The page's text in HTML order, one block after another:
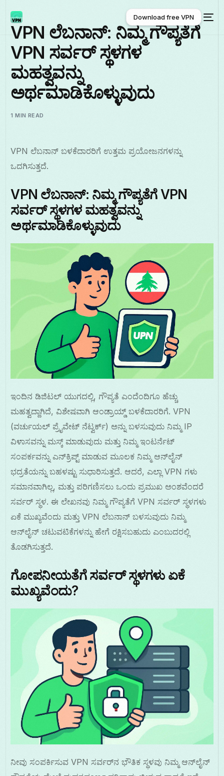
ಕನ್ನಡ
Download free VPN
Download free VPN
VPN ಲೆಬನಾನ್: ನಿಮ್ಮ ಗೌಪ್ಯತೆಗೆ
VPN ಸರ್ವರ್ ಸ್ಥಳಗಳ
ಮಹತ್ವವನ್ನು
ಅರ್ಥಮಾಡಿಕೊಳ್ಳುವುದು
1 MIN READ
VPN ಲೆಬನಾನ್ ಬಳಕೆದಾರರಿಗೆ ಉತ್ತಮ ಪ್ರಯೋಜನಗಳನ್ನು
ಒದಗಿಸುತ್ತದೆ.
VPN ಲೆಬನಾನ್: ನಿಮ್ಮ ಗೌಪ್ಯತೆಗೆ VPN
ಸರ್ವರ್ ಸ್ಥಳಗಳ ಮಹತ್ವವನ್ನು
ಅರ್ಥಮಾಡಿಕೊಳ್ಳುವುದು
ಇಂದಿನ ಡಿಜಿಟಲ್ ಯುಗದಲ್ಲಿ, ಗೌಪ್ಯತೆ ಎಂದೆಂದಿಗೂ ಹೆಚ್ಚು
ಮಹತ್ವದ್ದಾಗಿದೆ, ವಿಶೇಷವಾಗಿ ಆಂಡ್ರಾಯ್ಡ್ ಬಳಕೆದಾರರಿಗೆ. VPN
(ವರ್ಚುಯಲ್ ಪ್ರೈವೇಟ್ ನೆಟ್ವರ್ಕ್) ಅನ್ನು ಬಳಸುವುದು ನಿಮ್ಮ IP
ವಿಳಾಸವನ್ನು ಮಸ್ಕ್ ಮಾಡುವುದು ಮತ್ತು ನಿಮ್ಮ ಇಂಟರ್ನೆಟ್
ಸಂಪರ್ಕವನ್ನು ಎನ್‌ಕ್ರಿಪ್ಟ್ ಮಾಡುವ ಮೂಲಕ ನಿಮ್ಮ ಆನ್‌ಲೈನ್
ಭದ್ರತೆಯನ್ನು ಬಹಳಷ್ಟು ಸುಧಾರಿಸುತ್ತದೆ. ಆದರೆ, ಎಲ್ಲಾ VPN ಗಳು
ಸಮಾನವಾಗಿಲ್ಲ, ಮತ್ತು ಪರಿಗಣಿಸಲು ಒಂದು ಪ್ರಮುಖ ಅಂಶವೆಂದರೆ
ಸರ್ವರ್ ಸ್ಥಳ. ಈ ಲೇಖನವು ನಿಮ್ಮ ಗೌಪ್ಯತೆಗೆ VPN ಸರ್ವರ್ ಸ್ಥಳಗಳು
ಏಕೆ ಮುಖ್ಯವೆಂದು ಮತ್ತು VPN ಲೆಬನಾನ್ ಬಳಸುವುದು ನಿಮ್ಮ
ಆನ್‌ಲೈನ್ ಚಟುವಟಿಕೆಗಳನ್ನು ಹೇಗೆ ರಕ್ಷಿಸಬಹುದು ಎಂಬುದರಲ್ಲಿ
ತೊಡಗಿಸುತ್ತದೆ.
ಗೋಪನೀಯತೆಗೆ ಸರ್ವರ್ ಸ್ಥಳಗಳು ಏಕೆ
ಮುಖ್ಯವೆಂದು?
ನೀವು ಸಂಪರ್ಕಿಸುವ VPN ಸರ್ವರ್‌ನ ಭೌತಿಕ ಸ್ಥಳವು ನಿಮ್ಮ ಆನ್‌ಲೈನ್